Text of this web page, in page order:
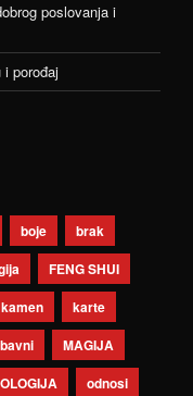
poslovanja i
porođaj
boje
brak
FENG SHUI
kamen
karte
MAGIJA
odnosi